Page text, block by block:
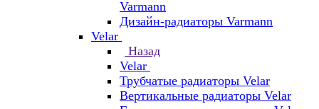
Varmann
Дизайн-радиаторы Varmann
Velar
Назад
Velar
Трубчатые радиаторы Velar
Вертикальные радиаторы Velar